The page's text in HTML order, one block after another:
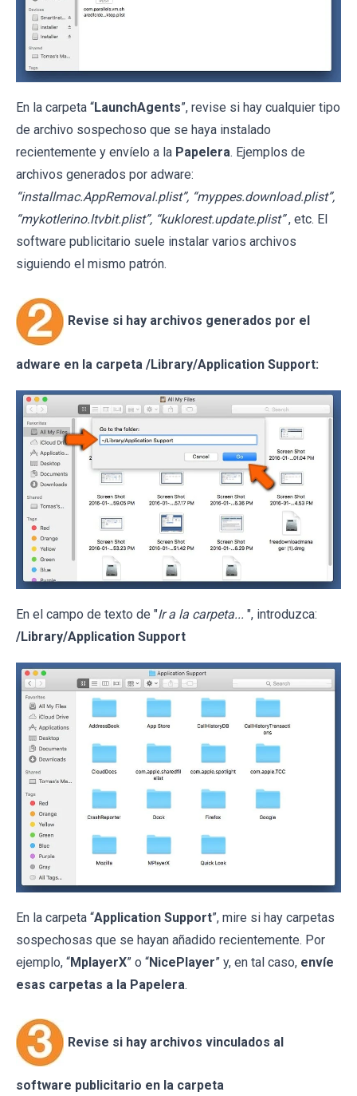
En la carpeta “LaunchAgents”, revise si hay cualquier tipo
de archivo sospechoso que se haya instalado
recientemente y envíelo a la Papelera. Ejemplos de
archivos generados por adware:
“installmac.AppRemoval.plist”, “myppes.download.plist”,
“mykotlerino.ltvbit.plist”, “kuklorest.update.plist” , etc. El
software publicitario suele instalar varios archivos
siguiendo el mismo patrón.
Revise si hay archivos generados por el
adware en la carpeta /Library/Application Support:
En el campo de texto de "Ir a la carpeta... ", introduzca:
/Library/Application Support
En la carpeta “Application Support”, mire si hay carpetas
sospechosas que se hayan añadido recientemente. Por
ejemplo, “MplayerX” o “NicePlayer” y, en tal caso, envíe
esas carpetas a la Papelera.
Revise si hay archivos vinculados al
software publicitario en la carpeta